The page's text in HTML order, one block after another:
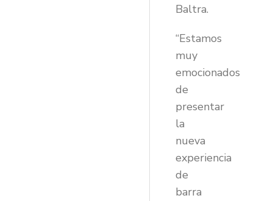
Baltra.
“Estamos
muy
emocionados
de
presentar
la
nueva
experiencia
de
barra